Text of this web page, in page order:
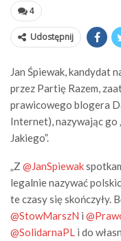
4
Udostępnij
Jan Śpiewak, kandydat
przez Partię Razem,
prawicowego blogera
Internet), nazywając go
Jakiego”.
„Z @JanSpiewak
legalnie nazywać
te czasy się skończyły.
@StowMarszN i
@SolidarnaPL i do